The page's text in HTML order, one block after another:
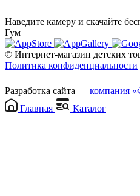
Наведите камеру и скачайте
Гум
© Интернет-магазин детских
Политика конфиденциальности
Разработка сайта — компания
Главная
Каталог